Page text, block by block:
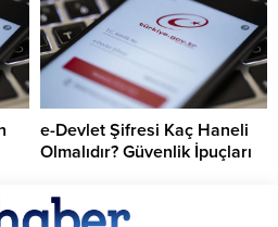
e-Devlet Şifresi Kaç Haneli
Olmalıdır? Güvenlik İpuçları